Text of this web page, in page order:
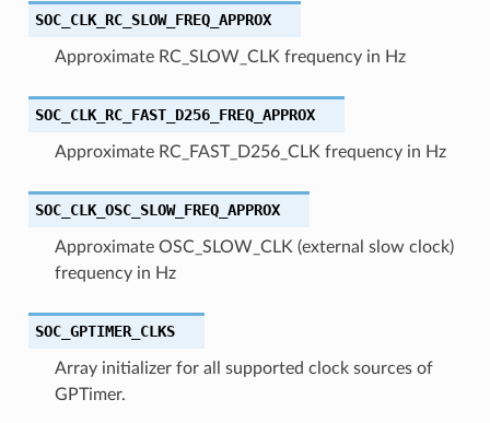
SOC_CLK_RC_SLOW_FREQ_APPROX
Approximate RC_SLOW_CLK frequency in Hz
SOC_CLK_RC_FAST_D256_FREQ_APPROX
Approximate RC_FAST_D256_CLK frequency in Hz
SOC_CLK_OSC_SLOW_FREQ_APPROX
Approximate OSC_SLOW_CLK (external slow clock)
frequency in Hz
SOC_GPTIMER_CLKS
Array initializer for all supported clock sources of
GPTimer.